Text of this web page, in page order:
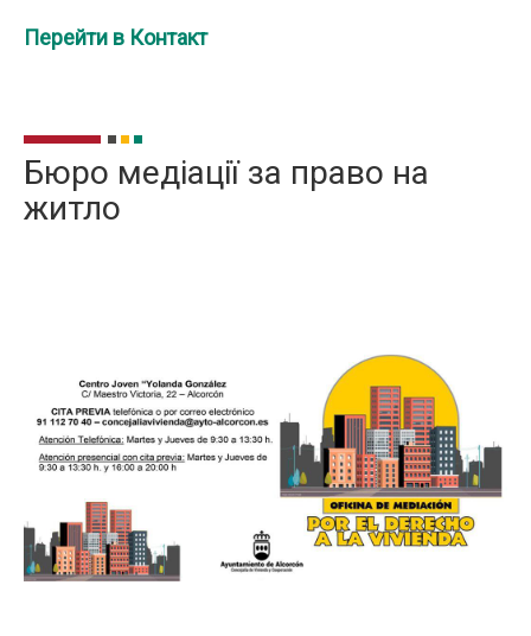
Перейти в Контакт
Бюро медіації за право на
житло